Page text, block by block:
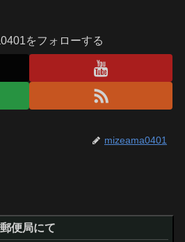
をフォローする
mizeama0401
郵便局にて